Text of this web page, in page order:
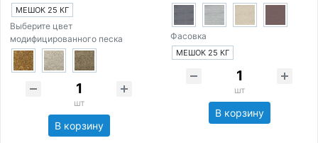
МЕШОК 25 КГ
Выберите цвет
модифицированного песка
шт
В корзину
Фасовка
МЕШОК 25 КГ
шт
В корзину